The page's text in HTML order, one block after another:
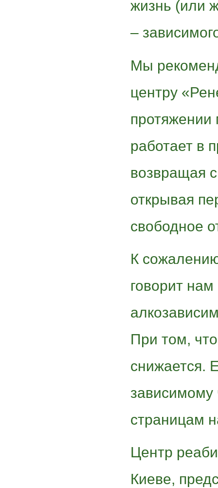
жизнь (или
–
Мы
центру
протяжении
работает в
возвращая
открывая
свободное
К
говорит
При том,
снижается.
зависимому
страницам
Центр
Киеве,